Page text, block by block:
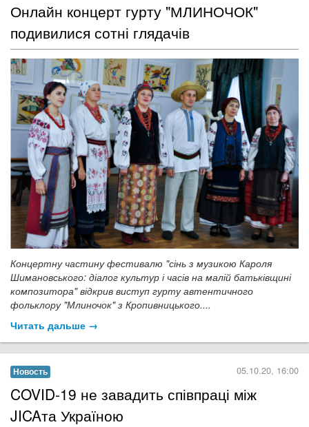
Онлайн концерт гурту "МЛИНОЧОК"
подивилися сотні глядачів
Концертну частину фестивалю "сінь з музикою Кароля
Шимановського: діалог культур і часів на малій батьківщині
композитора"відкрив виступ гурту автентичного
фольклору "Млиночок" з Кропивницького....
Читать дальше →
Новость 05.10.20, 16:00
​COVID-19 не завадить співпраці між
JICAта Україною